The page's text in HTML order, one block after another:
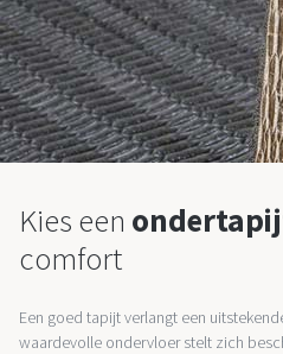
Kies een
comfort
Een goed tapijt verlangt een
waardevolle ondervloer stelt zich